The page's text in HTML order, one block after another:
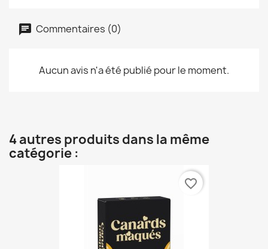
Commentaires (0)
Aucun avis n'a été publié pour le moment.
4 autres produits dans la même
catégorie :
favorite_border